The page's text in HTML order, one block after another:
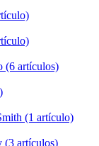
(6 artículos)
(1 artículo)
(3 artículos)